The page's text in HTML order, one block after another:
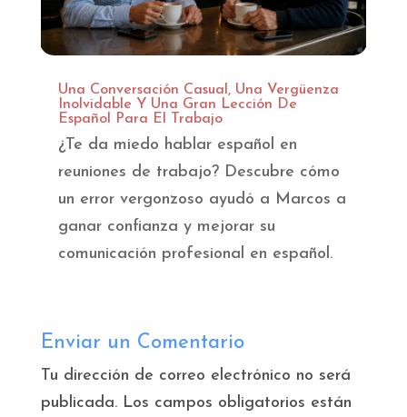
Una Conversación Casual, Una Vergüenza
Inolvidable Y Una Gran Lección De
Español Para El Trabajo
¿Te da miedo hablar español en
reuniones de trabajo? Descubre cómo
un error vergonzoso ayudó a Marcos a
ganar confianza y mejorar su
comunicación profesional en español.
Enviar un Comentario
Tu dirección de correo electrónico no será
publicada. Los campos obligatorios están